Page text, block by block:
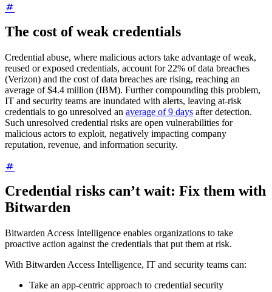
The cost of weak credentials
Credential abuse, where malicious actors take advantage of weak,
reused or exposed credentials, account for 22% of data breaches
(Verizon) and the cost of data breaches are rising, reaching an
average of $4.4 million (IBM). Further compounding this problem,
IT and security teams are inundated with alerts, leaving at-risk
credentials to go unresolved an average of 9 days after detection.
Such unresolved credential risks are open vulnerabilities for
malicious actors to exploit, negatively impacting company
reputation, revenue, and information security.
Credential risks can’t wait: Fix them with
Bitwarden
Bitwarden Access Intelligence enables organizations to take
proactive action against the credentials that put them at risk.
With Bitwarden Access Intelligence, IT and security teams can:
Take an app-centric approach to credential security